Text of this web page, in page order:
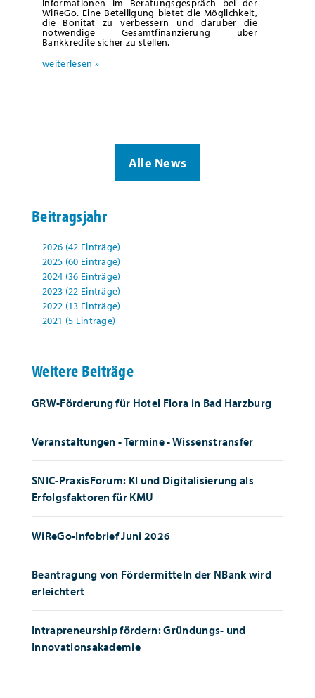
Informationen im Beratungsgespräch bei der
WiReGo. Eine Beteiligung bietet die Möglichkeit,
die Bonität zu verbessern und darüber die
notwendige Gesamtfinanzierung über
Bankkredite sicher zu stellen.
weiterlesen »
Alle News
Beitragsjahr
2026 (42 Einträge)
2025 (60 Einträge)
2024 (36 Einträge)
2023 (22 Einträge)
2022 (13 Einträge)
2021 (5 Einträge)
Weitere Beiträge
GRW-Förderung für Hotel Flora in Bad Harzburg
Veranstaltungen - Termine - Wissenstransfer
SNIC-PraxisForum: KI und Digitalisierung als
Erfolgsfaktoren für KMU
WiReGo-Infobrief Juni 2026
Beantragung von Fördermitteln der NBank wird
erleichtert
Intrapreneurship fördern: Gründungs- und
Innovationsakademie